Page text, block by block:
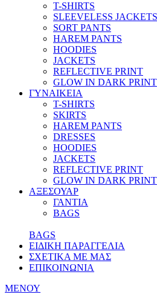
T-SHIRTS
SLEEVELESS JACKETS
SORT PANTS
HAREM PANTS
HOODIES
JACKETS
REFLECTIVE PRINT
GLOW IN DARK PRINT
ΓΥΝΑΙΚΕΙΑ
T-SHIRTS
SKIRTS
HAREM PANTS
DRESSES
HOODIES
JACKETS
REFLECTIVE PRINT
GLOW IN DARK PRINT
ΑΞΕΣΟΥΑΡ
ΓΑΝΤΙΑ
BAGS
BAGS
ΕΙΔΙΚΗ ΠΑΡΑΓΓΕΛΙΑ
ΣΧΕΤΙΚΑ ΜΕ ΜΑΣ
ΕΠΙΚΟΙΝΩΝΙΑ
ΜΕΝΟΥ